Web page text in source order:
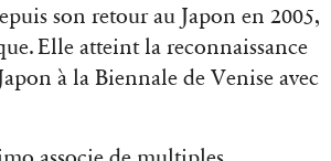
son retour au Japon en 2005,
Elle atteint la reconnaissance
à la Biennale de Venise avec